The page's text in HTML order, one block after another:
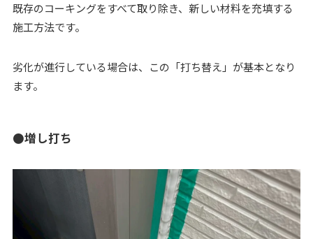
既存のコーキングをすべて取り除き、新しい材料を充填する
施工方法です。
劣化が進行している場合は、この「打ち替え」が基本となり
ます。
●増し打ち